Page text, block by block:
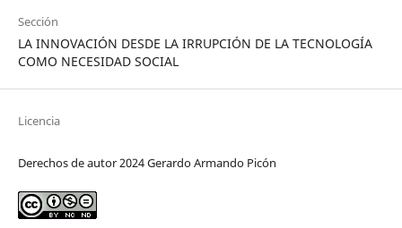
Sección
LA INNOVACIÓN DESDE LA IRRUPCIÓN DE LA TECNOLOGÍA
COMO NECESIDAD SOCIAL
Licencia
Derechos de autor 2024 Gerardo Armando Picón